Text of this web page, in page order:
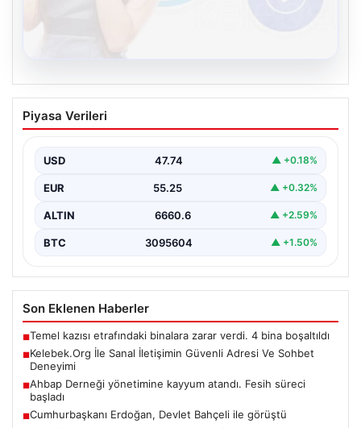
Kelebek.Org İle Sanal İletişimin Güvenli
Adresi Ve Sohbet Deneyimi
sağlaması kritik bir önem taşımaktadır. Güncel olarak…
Piyasa Verileri
USD 47.74 ▲ +0.18%
EUR 55.25 ▲ +0.32%
ALTIN 6660.6 ▲ +2.59%
BTC 3095604 ▲ +1.50%
Son Eklenen Haberler
■Temel kazısı etrafındaki binalara zarar verdi. 4 bina boşaltıldı
■Kelebek.Org İle Sanal İletişimin Güvenli Adresi Ve Sohbet
Deneyimi
■Ahbap Derneği yönetimine kayyum atandı. Fesih süreci
başladı
■Cumhurbaşkanı Erdoğan, Devlet Bahçeli ile görüştü